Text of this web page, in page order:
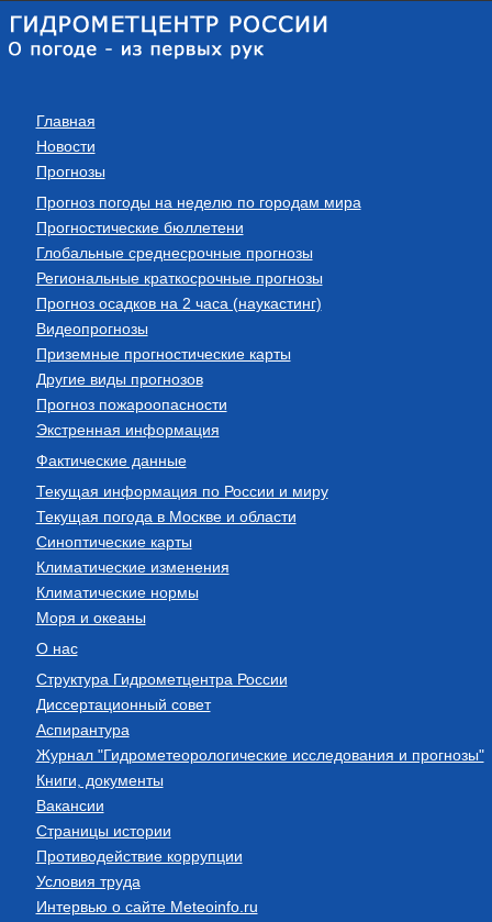
Главная
Новости
Прогнозы
Прогноз погоды на неделю по городам мира
Прогностические бюллетени
Глобальные среднесрочные прогнозы
Региональные краткосрочные прогнозы
Прогноз осадков на 2 часа (наукастинг)
Видеопрогнозы
Приземные прогностические карты
Другие виды прогнозов
Прогноз пожароопасности
Экстренная информация
Фактические данные
Текущая информация по России и миру
Текущая погода в Москве и области
Синоптические карты
Климатические изменения
Климатические нормы
Моря и океаны
О нас
Структура Гидрометцентра России
Диссертационный совет
Аспирантура
Журнал "Гидрометеорологические исследования и прогнозы"
Книги, документы
Вакансии
Страницы истории
Противодействие коррупции
Условия труда
Интервью о сайте Meteoinfo.ru